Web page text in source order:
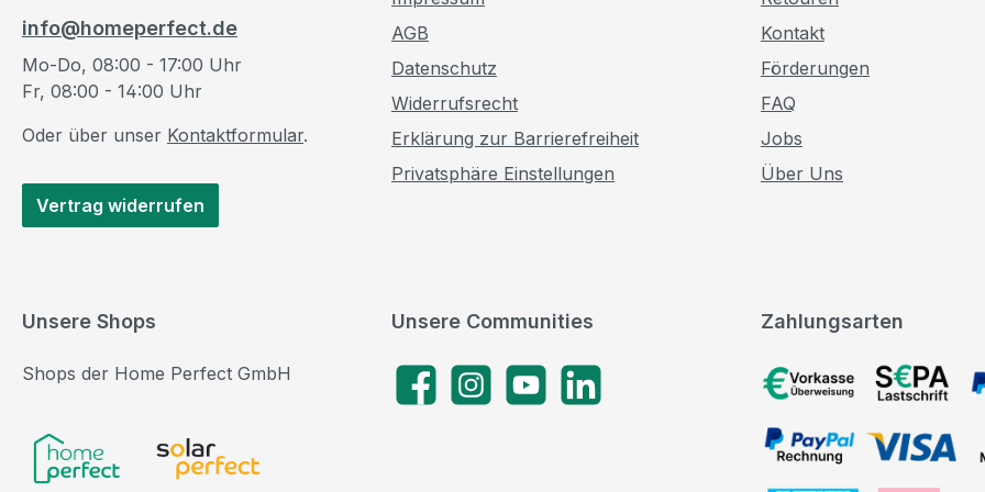
info@homeperfect.de
Mo-Do, 08:00 - 17:00 Uhr
Fr, 08:00 - 14:00 Uhr
Oder über unser Kontaktformular.
Vertrag widerrufen
AGB
Datenschutz
Widerrufsrecht
Erklärung zur Barrierefreiheit
Privatsphäre Einstellungen
Kontakt
Förderungen
FAQ
Jobs
Über Uns
Zahlungsarten
Unsere Communities
FacebookInstagramYouTubeLinkedIn
Unsere Shops
Shops der Home Perfect GmbH